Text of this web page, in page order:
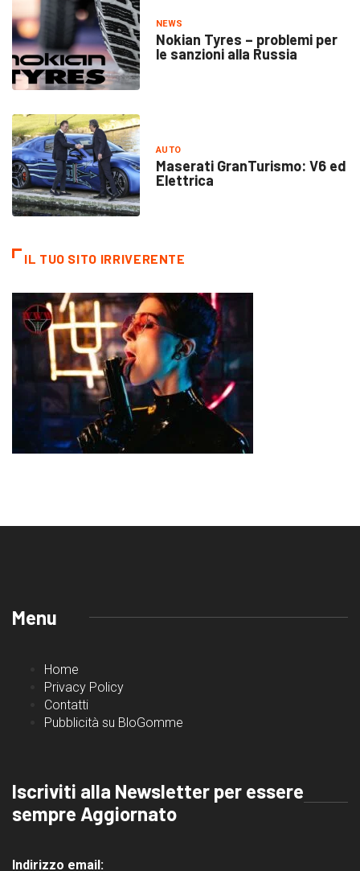
NEWS
Nokian Tyres – problemi per
le sanzioni alla Russia
AUTO
Maserati GranTurismo: V6 ed
Elettrica
IL TUO SITO IRRIVERENTE
Menu
Home
Privacy Policy
Contatti
Pubblicità su BloGomme
Iscriviti alla Newsletter per essere
sempre Aggiornato
Indirizzo email: